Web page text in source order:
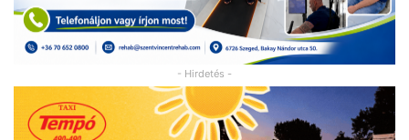
- Hirdetés -